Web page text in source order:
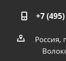
+7
Россия,